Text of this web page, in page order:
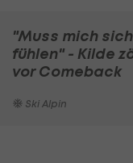
"Muss mich
fühlen" - Kilde
vor Comeback
Ski Alpin